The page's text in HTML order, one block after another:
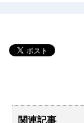
関連記事